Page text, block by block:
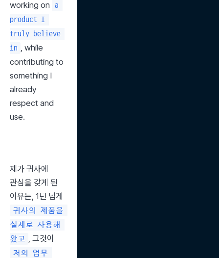
working on
a
product I
truly believe
in , while
contributing to
something I
already
respect and
use.
제가 귀사에
관심을 갖게 된
귀사의 제품을
실제로 사용해
왔고
저의 업무